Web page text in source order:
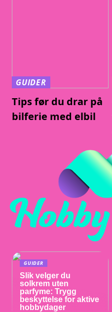
GUIDER
Tips før du drar på
bilferie med elbil
GUIDER
Slik velger du
solkrem uten
parfyme: Trygg
beskyttelse for aktive
hobbydager